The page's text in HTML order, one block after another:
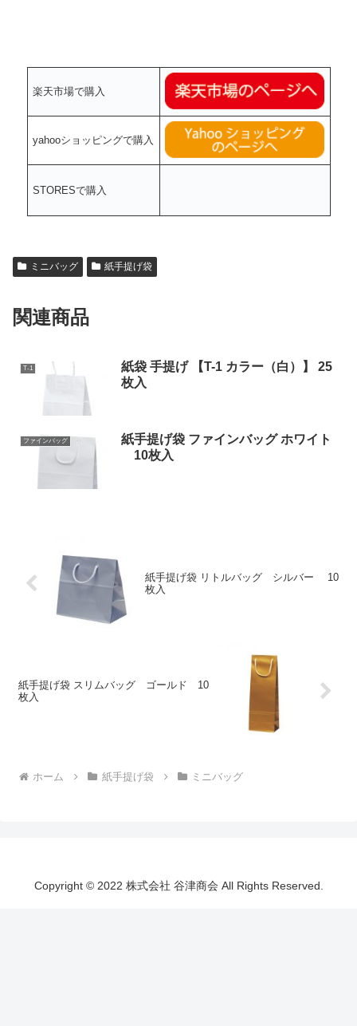
楽天市場で購入
yahooショッピングで購入
STORESで購入
ミニバッグ 紙手提げ袋
関連商品
T-1
紙袋 手提げ 【T-1 カラー（白）】 25
枚入
ファインバッグ
紙手提げ袋 ファインバッグ ホワイト
10枚入
紙手提げ袋 リトルバッグ シルバー 10
枚入
紙手提げ袋 スリムバッグ ゴールド 10
枚入
ホーム 紙手提げ袋 ミニバッグ
Copyright © 2022 株式会社 谷津商会 All Rights Reserved.